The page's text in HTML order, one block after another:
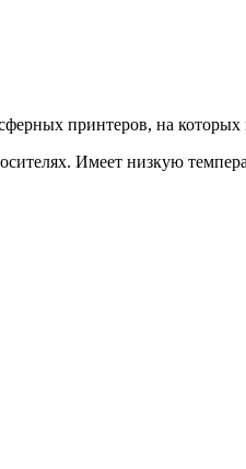
принтеров, на
Имеет низкую